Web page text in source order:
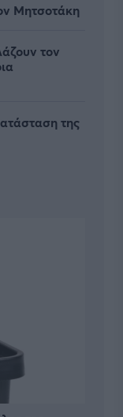
Μητσοτάκη
τον
της